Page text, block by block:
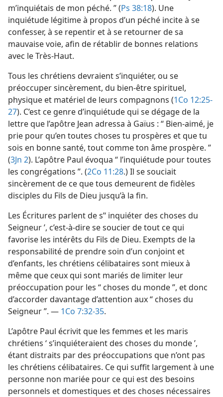
m’inquiétais de mon péché. ” (Ps 38:18). Une
inquiétude légitime à propos d’un péché incite à se
confesser, à se repentir et à se retourner de sa
mauvaise voie, afin de rétablir de bonnes relations
avec le Très-Haut.
Tous les chrétiens devraient s’inquiéter, ou se
préoccuper sincèrement, du bien-être spirituel,
physique et matériel de leurs compagnons (1Co 12:25-
27). C’est ce genre d’inquiétude qui se dégage de la
lettre que l’apôtre Jean adressa à Gaïus : “ Bien-aimé, je
prie pour qu’en toutes choses tu prospères et que tu
sois en bonne santé, tout comme ton âme prospère. ”
(3Jn 2). L’apôtre Paul évoqua “ l’inquiétude pour toutes
les congrégations ”. (2Co 11:28.) Il se souciait
sincèrement de ce que tous demeurent de fidèles
disciples du Fils de Dieu jusqu’à la fin.
Les Écritures parlent de s’‘ inquiéter des choses du
Seigneur ’, c’est-à-dire se soucier de tout ce qui
favorise les intérêts du Fils de Dieu. Exempts de la
responsabilité de prendre soin d’un conjoint et
d’enfants, les chrétiens célibataires sont mieux à
même que ceux qui sont mariés de limiter leur
préoccupation pour les “ choses du monde ”, et donc
d’accorder davantage d’attention aux “ choses du
Seigneur ”. — 1Co 7:32-35.
L’apôtre Paul écrivit que les femmes et les maris
chrétiens ‘ s’inquiéteraient des choses du monde ’,
étant distraits par des préoccupations que n’ont pas
les chrétiens célibataires. Ce qui suffit largement à une
personne non mariée pour ce qui est des besoins
personnels et domestiques et des choses nécessaires